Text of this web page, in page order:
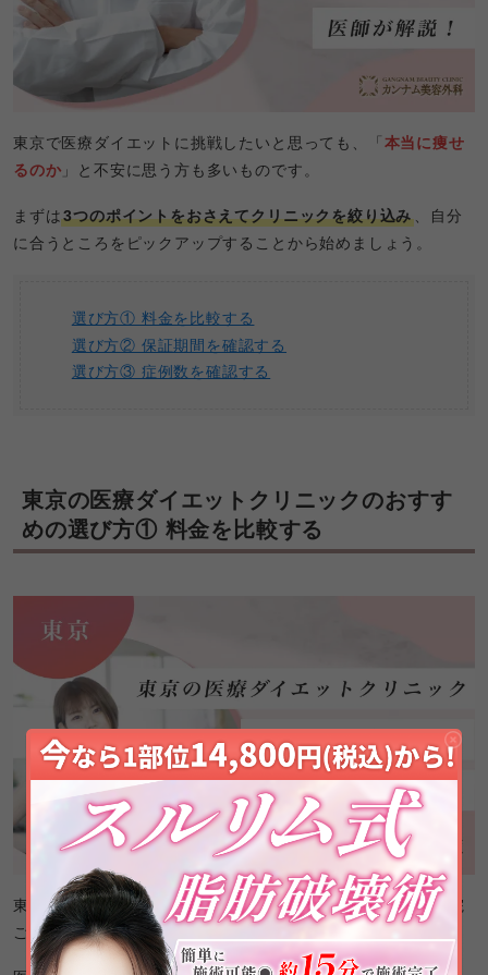
東京で医療ダイエットに挑戦したいと思っても、「 本当に痩せ
るのか 」と不安に思う方も多いものです。
まずは3つのポイントをおさえてクリニックを絞り込み
、自分
に合うところをピックアップすることから始めましょう。
選び方① 料金を比較する
選び方② 保証期間を確認する
選び方③ 症例数を確認する
東京の医療ダイエットクリニックのおすす
めの選び方① 料金を比較する
東京の医療ダイエットのクリニックを選ぶ際は、気になる医院
ごとに料金を比較 しておきましょう。